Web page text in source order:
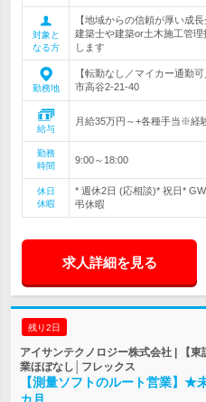
対象と
なる方
【地域からの信頼が厚い成
建築士や建築or土木施工管
します
勤務地
【転勤なし／マイカー通勤
市高谷2-21-40
給与
月給35万円～+各種手当※経
勤務
時間
9:00～18:00
休日
休暇
* 週休2日 (応相談)* 祝日*
弔休暇
求人詳細を見る
残り2日
アイサンテクノロジー株式会社 | 【
業ほぼなし│フレックス
【測量ソフトのルート営業】